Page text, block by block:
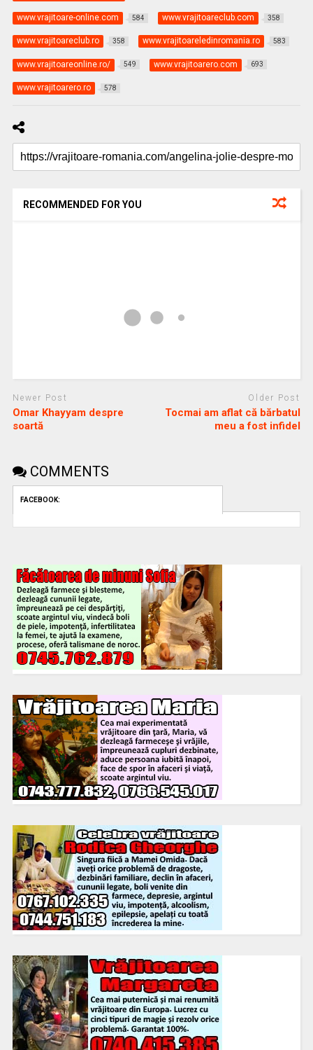
www.vrajitoare-online.com 584 www.vrajitoareclub.com 358
www.vrajitoareclub.ro 358 www.vrajitoareledinromania.ro 583
www.vrajitoareonline.ro/ 549 www.vrajitoarero.com 693
www.vrajitoarero.ro 578
RECOMMENDED FOR YOU
Newer Post
Omar Khayyam despre
soartă
Older Post
Tocmai am aflat că bărbatul
meu a fost infidel
COMMENTS
FACEBOOK: